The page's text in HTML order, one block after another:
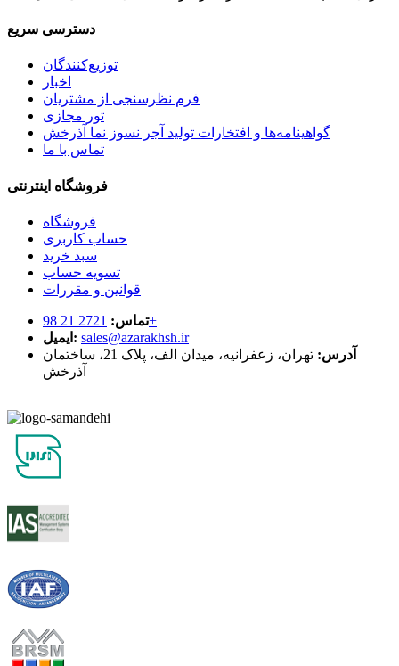
دسترسی سریع
توزیع‌کنندگان
اخبار
فرم نظرسنجی از مشتریان
تور مجازی
گواهینامه‌ها و افتخارات تولید آجر نسوز نما آذرخش
تماس با ما
فروشگاه اینترنتی
فروشگاه
حساب کاربری
سبد خرید
تسویه حساب
قوانین و مقررات
تماس:2721 21 98+
ایمیل: sales@azarakhsh.ir
آدرس:
تهران، زعفرانیه، میدان الف، پلاک 21، ساختمان
آذرخش